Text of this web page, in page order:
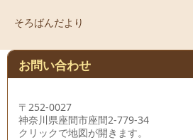
そろばんだより
お問い合わせ
〒252-0027
神奈川県座間市座間2-779-34
クリックで地図が開きます。